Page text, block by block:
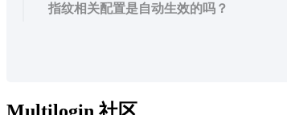
指纹相关配置是自动生效的吗？
Multilogin 社区